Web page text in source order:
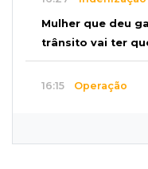
Mulher que deu
trânsito vai ter
16:15 Operação